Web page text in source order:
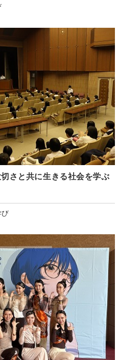
さと共に生きる社会を学ぶ
び